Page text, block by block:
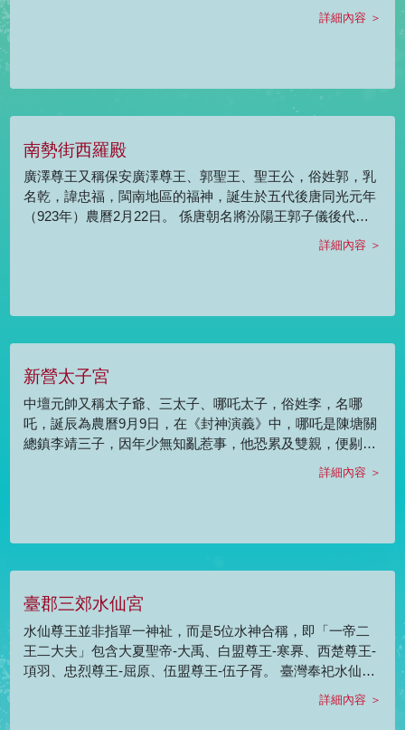
時，在七娘媽生這天取下古錢紅線，敬備壽金、香燭、七娘
媽亭…等大禮，舉行「做十六歲」的成年禮，酬謝過去照顧
詳細內容 ＞
南勢街西羅殿
廣澤尊王又稱保安廣澤尊王、郭聖王、聖王公，俗姓郭，乳
名乾，諱忠福，閩南地區的福神，誕生於五代後唐同光元年
（923年）農曆2月22日。 係唐朝名將汾陽王郭子儀後代子
孫，福建泉州安溪縣清溪村人，在世以「孝感動天」聞名，
十六歲時，盤坐樹上蛻化成神，正當他要羽化之時，母親發
代表尊王的分靈，但在中國地區是稱為「太子」，由於廣澤
仰文化之藝能特色。
詳細內容 ＞
新營太子宮
中壇元帥又稱太子爺、三太子、哪吒太子，俗姓李，名哪
吒，誕辰為農曆9月9日，在《封神演義》中，哪吒是陳塘關
總鎮李靖三子，因年少無知亂惹事，他恐累及雙親，便剔骨
肉還於父母，散了三魂七魄，一命歸陰，後由太乙真人渡
化，以蓮花化身再造其命，二次降世後幫助姜子牙伐紂興
護法神蛻變成為鄉土神明，也以哪吒為五營兵馬之中營李元
時，祝壽進香人潮絡繹不絕，是臺灣具民俗傳統及在地宗教
特色的盛大宗典之一。
詳細內容 ＞
臺郡三郊水仙宮
水仙尊王並非指單一神祉，而是5位水神合稱，即「一帝二
王二大夫」包含大夏聖帝-大禹、白盟尊王-寒奡、西楚尊王-
項羽、忠烈尊王-屈原、伍盟尊王-伍子胥。 臺灣奉祀水仙尊
王與臺期的移民及貿易有關，因為早期往來皆賴船運，加上
臺灣海峽的海象險惡，因此尊奉水神以護祐交通往返平安和
詳細內容 ＞